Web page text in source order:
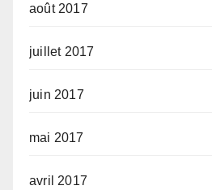
août 2017
juillet 2017
juin 2017
mai 2017
avril 2017